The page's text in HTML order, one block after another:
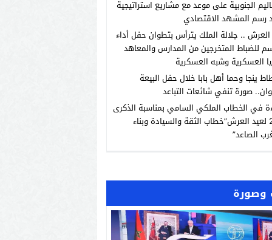
الجنوبية على موعد مع مشاريع استراتيجية
رسم المشهد الاقتصادي
.. جلالة الملك يترأس بتطوان حفل أداء
للضباط المتخرجين من المدارس والمعاهد
العسكرية وشبه العسكرية
ينجا وحما أهل بابا خلال حفل البيعة
صورة تنفي شائعات التباعد
في الخطاب الملكي السامي بمناسبة الذكرى
الـ27 لعيد العرش”خطاب الثقة والسيادة وبناء
الصاعد”